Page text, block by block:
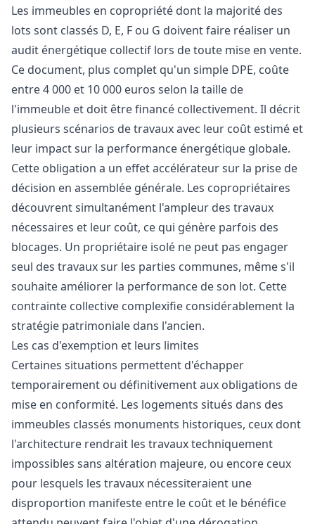
Les immeubles en copropriété dont la majorité des
lots sont classés D, E, F ou G doivent faire réaliser un
audit énergétique collectif lors de toute mise en vente.
Ce document, plus complet qu'un simple DPE, coûte
entre 4 000 et 10 000 euros selon la taille de
l'immeuble et doit être financé collectivement. Il décrit
plusieurs scénarios de travaux avec leur coût estimé et
leur impact sur la performance énergétique globale.
Cette obligation a un effet accélérateur sur la prise de
décision en assemblée générale. Les copropriétaires
découvrent simultanément l'ampleur des travaux
nécessaires et leur coût, ce qui génère parfois des
blocages. Un propriétaire isolé ne peut pas engager
seul des travaux sur les parties communes, même s'il
souhaite améliorer la performance de son lot. Cette
contrainte collective complexifie considérablement la
stratégie patrimoniale dans l'ancien.
Les cas d'exemption et leurs limites
Certaines situations permettent d'échapper
temporairement ou définitivement aux obligations de
mise en conformité. Les logements situés dans des
immeubles classés monuments historiques, ceux dont
l'architecture rendrait les travaux techniquement
impossibles sans altération majeure, ou encore ceux
pour lesquels les travaux nécessiteraient une
disproportion manifeste entre le coût et le bénéfice